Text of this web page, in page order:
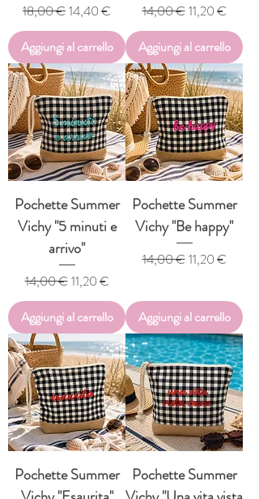
Prezzo regolare
18,00 €Prezzo scontato
14,40 €
Aggiungi al carrello
Prezzo regolare
14,00 €Prezzo scontato
11,20 €
Aggiungi al carrello
Pochette Summer
Vichy "5 minuti e
arrivo"
Prezzo regolare
14,00 €Prezzo scontato
11,20 €
Aggiungi al carrello
Pochette Summer
Vichy "Be happy"
Prezzo regolare
14,00 €Prezzo scontato
11,20 €
Aggiungi al carrello
Pochette Summer
Pochette Summer